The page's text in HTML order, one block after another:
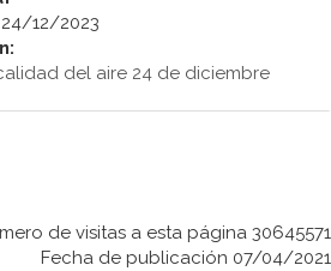
24/12/2023
del aire 24 de diciembre
de visitas a esta página 30645571
Fecha de publicación 07/04/2021